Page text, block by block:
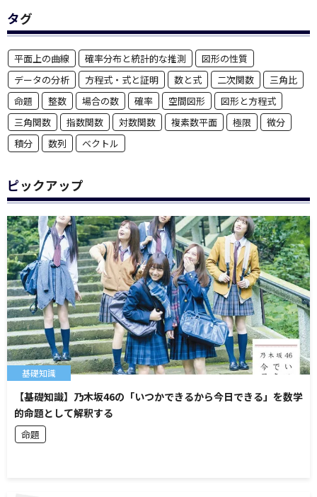
タグ
平面上の曲線 確率分布と統計的な推測
図形の性質
データの分析
方程式・式と証明 数と式 二次関数
三角比
命題
整数 場合の数 確率 空間図形
図形と方程式
三角関数
指数関数 対数関数 複素数平面 極限
微分
積分
数列 ベクトル
ピックアップ
【基礎知識】乃木坂46の「いつかできるから今日できる」を数学
的命題として解釈する
命題
基礎知識